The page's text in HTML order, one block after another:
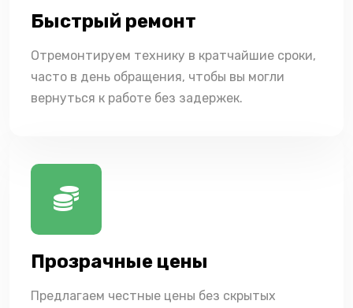
Быстрый ремонт
Отремонтируем технику в кратчайшие сроки,
часто в день обращения, чтобы вы могли
вернуться к работе без задержек.
Прозрачные цены
Предлагаем честные цены без скрытых